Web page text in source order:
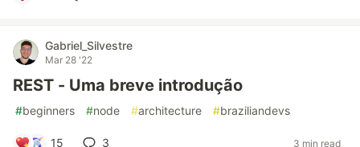
Gabriel_Silvestre
Mar 28 '22
REST - Uma breve introdução
#beginners #node #architecture #braziliandevs
15 3 3 min read